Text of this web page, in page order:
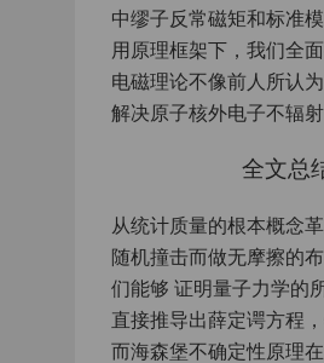
中缪子反常磁矩和标准
用原理框架下，我们全
电磁理论不像前人所认
解决原子核外电子不辐射
全文总
从统计质量的根本概念
随机撞击而做无摩擦的
们能够 证明量子力学的
直接推导出薛定谔方程
而海森堡不确定性原理